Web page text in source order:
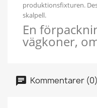
produktionsfixturen.
skalpell.
En
vägkoner,
Kommentarer (0)